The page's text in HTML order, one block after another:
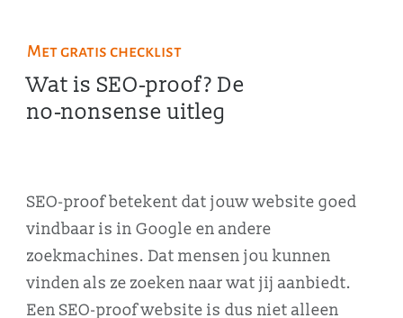
Met gratis checklist
Wat is SEO‑proof? De
no‑nonsense uitleg
SEO-proof betekent dat jouw website goed
vindbaar is in Google en andere
zoekmachines. Dat mensen jou kunnen
vinden als ze zoeken naar wat jij aanbiedt.
Een SEO-proof website is dus niet alleen